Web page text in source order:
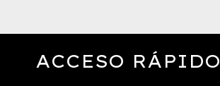
ACCESO RÁPIDO